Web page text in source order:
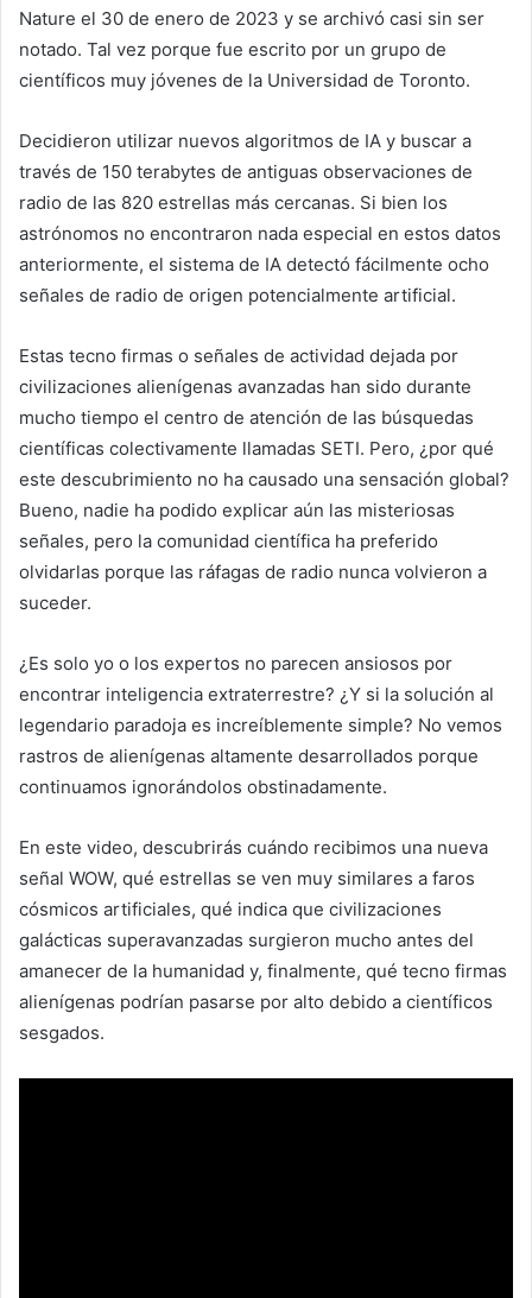
Nature el 30 de enero de 2023 y se archivó casi sin ser
notado. Tal vez porque fue escrito por un grupo de
científicos muy jóvenes de la Universidad de Toronto.
Decidieron utilizar nuevos algoritmos de IA y buscar a
través de 150 terabytes de antiguas observaciones de
radio de las 820 estrellas más cercanas. Si bien los
astrónomos no encontraron nada especial en estos datos
anteriormente, el sistema de IA detectó fácilmente ocho
señales de radio de origen potencialmente artificial.
Estas tecno firmas o señales de actividad dejada por
civilizaciones alienígenas avanzadas han sido durante
mucho tiempo el centro de atención de las búsquedas
científicas colectivamente llamadas SETI. Pero, ¿por qué
este descubrimiento no ha causado una sensación global?
Bueno, nadie ha podido explicar aún las misteriosas
señales, pero la comunidad científica ha preferido
olvidarlas porque las ráfagas de radio nunca volvieron a
suceder.
¿Es solo yo o los expertos no parecen ansiosos por
encontrar inteligencia extraterrestre? ¿Y si la solución al
legendario paradoja es increíblemente simple? No vemos
rastros de alienígenas altamente desarrollados porque
continuamos ignorándolos obstinadamente.
En este video, descubrirás cuándo recibimos una nueva
señal WOW, qué estrellas se ven muy similares a faros
cósmicos artificiales, qué indica que civilizaciones
galácticas superavanzadas surgieron mucho antes del
amanecer de la humanidad y, finalmente, qué tecno firmas
alienígenas podrían pasarse por alto debido a científicos
sesgados.